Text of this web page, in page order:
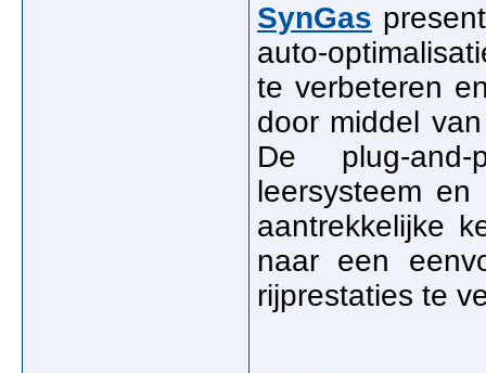
SynGas
auto-
te verbeteren
door middel
De plug-
leersysteem
aantrekkelijke
naar een
rijprestaties te